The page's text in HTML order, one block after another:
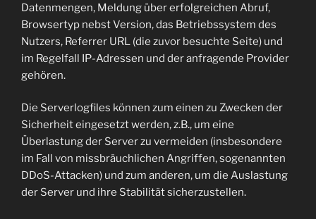
Datenmengen, Meldung über erfolgreichen Abruf,
Browsertyp nebst Version, das Betriebssystem des
Nutzers, Referrer URL (die zuvor besuchte Seite) und
im Regelfall IP-Adressen und der anfragende Provider
gehören.
Die Serverlogfiles können zum einen zu Zwecken der
Sicherheit eingesetzt werden, z.B., um eine
Überlastung der Server zu vermeiden (insbesondere
im Fall von missbräuchlichen Angriffen, sogenannten
DDoS-Attacken) und zum anderen, um die Auslastung
der Server und ihre Stabilität sicherzustellen.